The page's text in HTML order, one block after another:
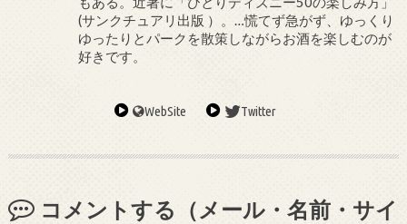
(サンクチュアリ出版 ）。…慌てず急がず、ゆっくり
ゆったりとパークを散策しながらお酒を楽しむのが
好きです。
WebSite Twitter
コメントする（メール・名前・サイ